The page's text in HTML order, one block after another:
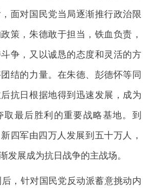
面对国民党当局逐渐推行政治限
策，朱德敢于担当，铁血负责，
争，又以诚恳的态度和灵活的方
结的力量。在朱德、彭德怀等同
抗日根据地得到迅速发展，成为
取最后胜利的重要战略基地。到
四军由四万人发展到五十万人，
发展成为抗日战争的主战场。
，针对国民党反动派蓄意挑动内